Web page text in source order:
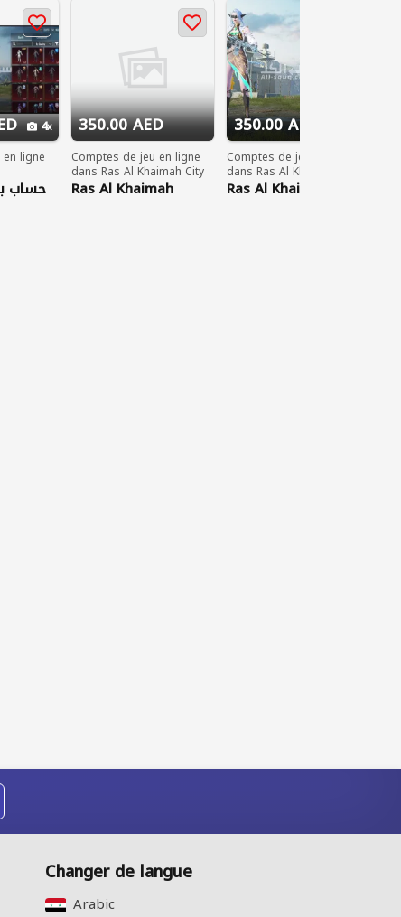
4
ligne
حساب
350.00 AED
Comptes de jeu en ligne
dans Ras Al Khaimah City
Ras Al Khaimah
350.00 AED
Comptes de jeu en ligne
dans Ras Al Khaimah City
Ras Al Khaimah
Changer de langue
Arabic‎